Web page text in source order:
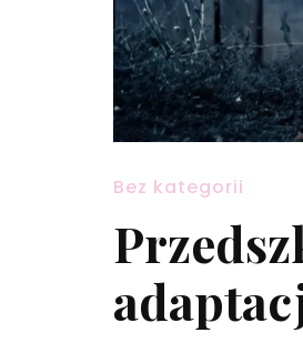
Bez kategorii